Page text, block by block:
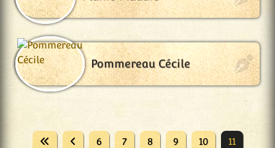
Pommereau Cécile
6 7 8 9 10 11